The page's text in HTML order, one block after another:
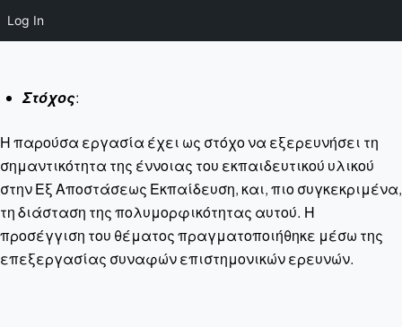
Log In
Στόχος:
Η παρούσα εργασία έχει ως στόχο να εξερευνήσει τη
σημαντικότητα της έννοιας του εκπαιδευτικού υλικού
στην Εξ Αποστάσεως Εκπαίδευση, και, πιο συγκεκριμένα,
τη διάσταση της πολυμορφικότητας αυτού. Η
προσέγγιση του θέματος πραγματοποιήθηκε μέσω της
επεξεργασίας συναφών επιστημονικών ερευνών.